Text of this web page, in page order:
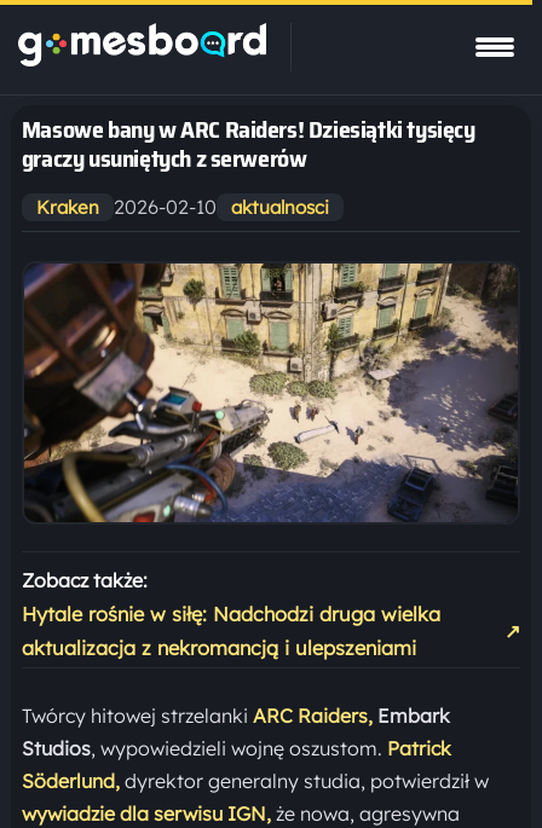
Masowe bany w ARC Raiders! Dziesiątki tysięcy
graczy usuniętych z serwerów
Kraken 2026-02-10 aktualnosci
Zobacz także:
Hytale rośnie w siłę: Nadchodzi druga wielka
aktualizacja z nekromancją i ulepszeniami
↗
Twórcy hitowej strzelanki ARC Raiders, Embark
Studios, wypowiedzieli wojnę oszustom. Patrick
Söderlund,dyrektor generalny studia, potwierdził w
wywiadzie dla serwisu IGN,że nowa, agresywna